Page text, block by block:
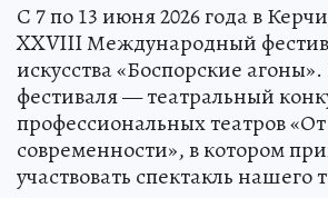
С 7 по 13 июня 2026 года в
XXVIII Международный
искусства «Боспорские
фестиваля — театральный
профессиональных театров
современности», в котором
участвовать спектакль